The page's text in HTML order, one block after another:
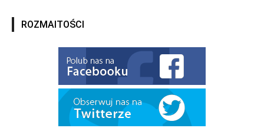
ROZMAITOŚCI